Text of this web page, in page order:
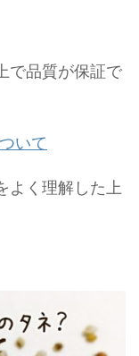
で品質が保証で
いて
よく理解した上